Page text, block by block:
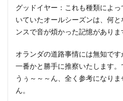
グッドイヤー：これも種類によ
いていたオールシーズンは、何
ンスで音が煩かった記憶がありま
オランダの道路事情には無知で
一番かと勝手に推察いたします。
うぅ～～～ん、全く参考になり
ん。